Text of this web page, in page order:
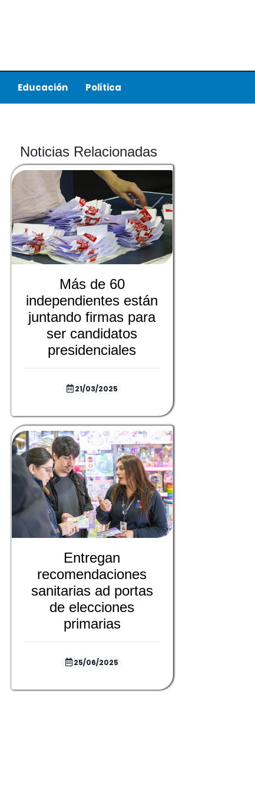
Educación Política
Noticias Relacionadas
Más de 60
independientes están
juntando firmas para
ser candidatos
presidenciales
21/03/2025
Entregan
recomendaciones
sanitarias ad portas
de elecciones
primarias
25/06/2025